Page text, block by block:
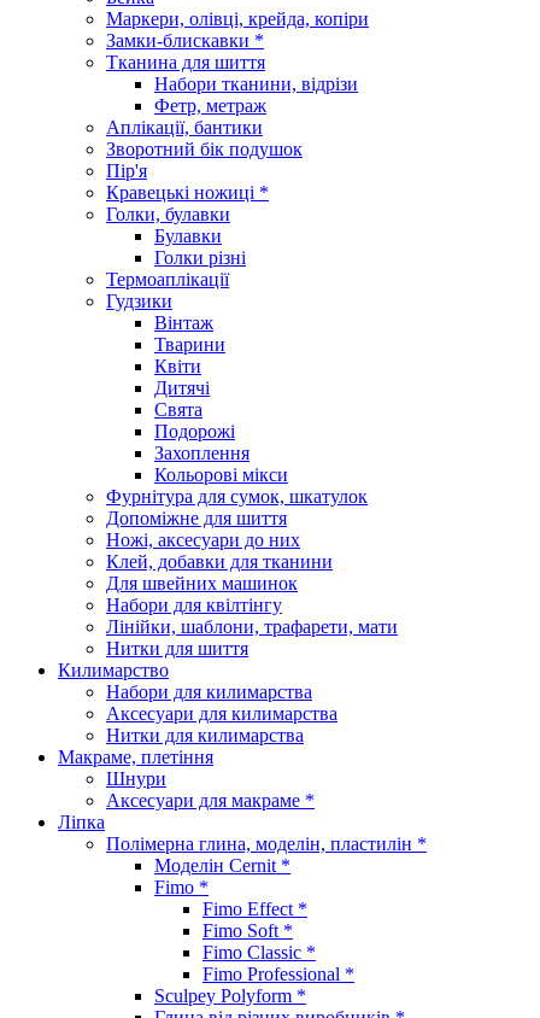
Маркери, олівці, крейда, копіри
Замки-блискавки *
Тканина для шиття
Набори тканини, відрізи
Фетр, метраж
Аплікації, бантики
Зворотний бік подушок
Пір'я
Кравецькі ножиці *
Голки, булавки
Булавки
Голки різні
Термоаплікації
Гудзики
Вінтаж
Тварини
Квіти
Дитячі
Свята
Подорожі
Захоплення
Кольорові мікси
Фурнітура для сумок, шкатулок
Допоміжне для шиття
Ножі, аксесуари до них
Клей, добавки для тканини
Для швейних машинок
Набори для квілтінгу
Лінійки, шаблони, трафарети, мати
Нитки для шиття
Килимарство
Набори для килимарства
Аксесуари для килимарства
Нитки для килимарства
Макраме, плетіння
Шнури
Аксесуари для макраме *
Ліпка
Полімерна глина, моделін, пластилін *
Моделін Cernit *
Fimo *
Fimo Effect *
Fimo Soft *
Fimo Classic *
Fimo Professional *
Sculpey Polyform *